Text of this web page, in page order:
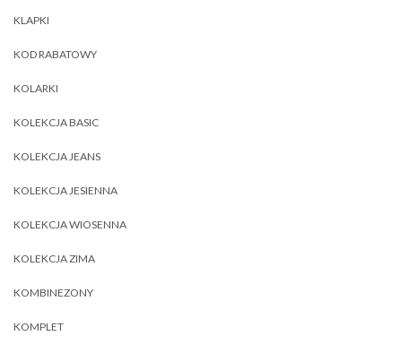
KLAPKI
KOD RABATOWY
KOLARKI
KOLEKCJA BASIC
KOLEKCJA JEANS
KOLEKCJA JESIENNA
KOLEKCJA WIOSENNA
KOLEKCJA ZIMA
KOMBINEZONY
KOMPLET